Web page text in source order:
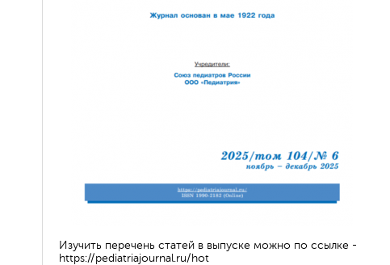
Изучить перечень статей в выпуске можно по ссылке -
https://pediatriajournal.ru/hot